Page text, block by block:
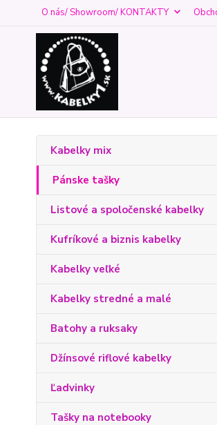
O nás/ Showroom/ KONTAKTY
Kabelky mix
Pánske tašky
Listové a spoločenské kabelky
Kufríkové a biznis kabelky
Kabelky veľké
Kabelky stredné a malé
Batohy a ruksaky
Džínsové riflové kabelky
Ľadvinky
Tašky na notebooky